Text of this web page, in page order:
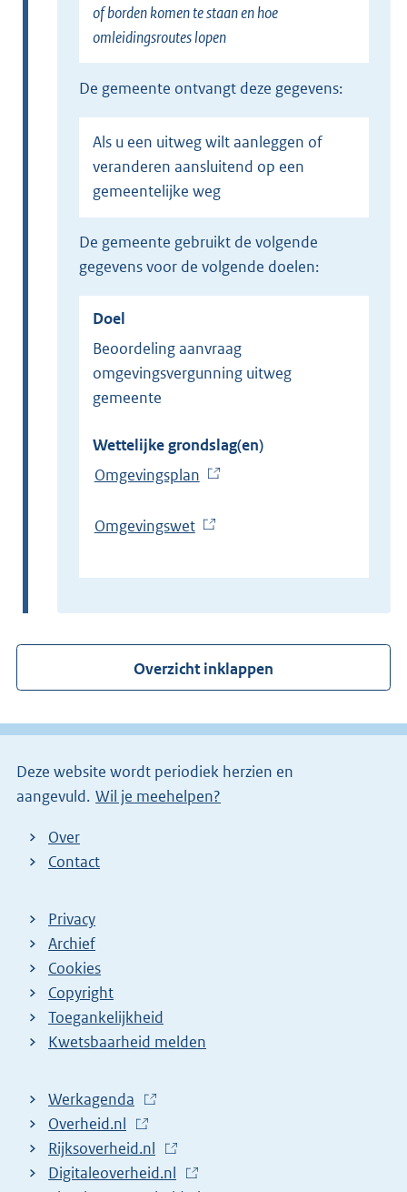
of borden komen te staan en hoe
omleidingsroutes lopen
de gemeente ontvangt deze gegevens:
Als u een uitweg wilt aanleggen of
veranderen aansluitend op een
gemeentelijke weg
de gemeente gebruikt de volgende
gegevens voor de volgende doelen:
Doel
Beoordeling aanvraag
omgevingsvergunning uitweg
gemeente
Wettelijke grondslag(en)
Omgevingsplan
x
e
e
l
i
n
)
Omgevingswet(
x
r
n
l
n
k
Overzicht inklappen
Deze website wordt periodiek herzien en
aangevuld. Wil je meehelpen?
Over
Contact
Privacy
Archief
Cookies
Copyright
Toegankelijkheid
Kwetsbaarheid melden
Werkagenda
E
x
t
Overheid.nl
E
x
Rijksoverheid.nl
E
Digitaleoverheid.nl